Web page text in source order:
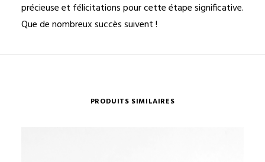
précieuse et félicitations pour cette étape significative.
Que de nombreux succès suivent !
PRODUITS SIMILAIRES